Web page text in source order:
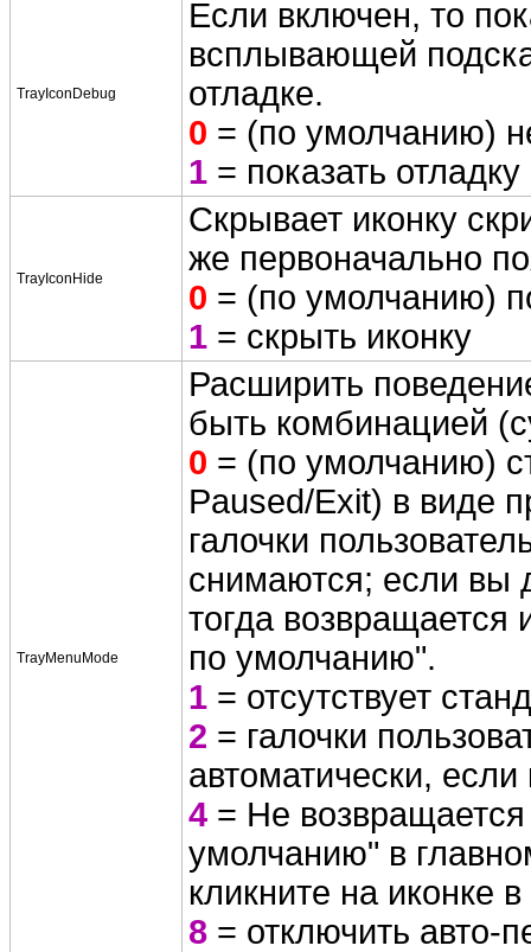
TrayIconDebug
Если включен, то
всплывающей
отладке.
0 = (по умолчанию)
1 = показать отладку
TrayIconHide
Скрывает иконку
же первоначально
0 = (по умолчанию)
1 = скрыть иконку
TrayMenuMode
Расширить
быть комбинацией
0 = (по умолчанию)
Paused/Exit) в виде
галочки
снимаются; если вы
тогда возвращается
по умолчанию".
1 = отсутствует
2 = галочки
автоматически, если
4 = Не
умолчанию" в
кликните на иконке
8 = отключить авто-